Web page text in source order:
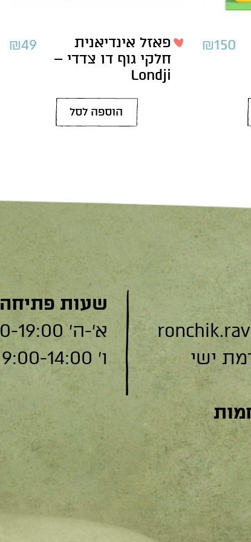
₪150
פאזל אינדיאנית
חלקי גוף דו צדדי –
Londji
₪49
הוספה לסל
שעות פתיחה
א׳-ה׳ 9:00-19:00
ו׳ 9:00-14:00